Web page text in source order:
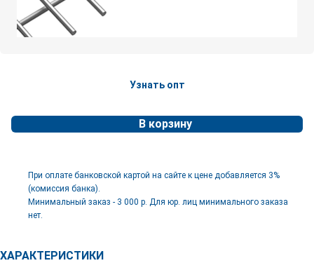
Узнать опт
В корзину
При оплате банковской картой на сайте к цене добавляется 3%
(комиссия банка).
Минимальный заказ - 3 000 р. Для юр. лиц минимального заказа
нет.
ХАРАКТЕРИСТИКИ